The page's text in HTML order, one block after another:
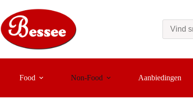
naar
de
inhoud
Food Non-Food Aanbiedingen